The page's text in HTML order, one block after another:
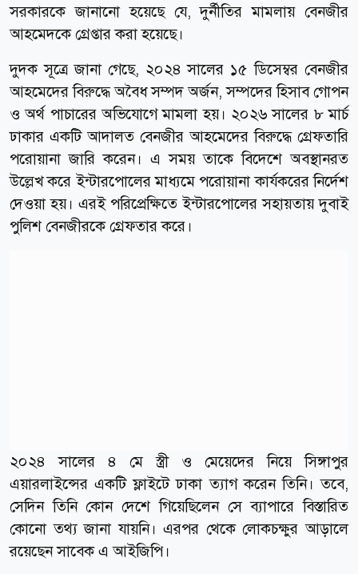
সরকারকে জানানো হয়েছে যে, দুর্নীতির মামলায় বেনজীর
আহমেদকে গ্রেপ্তার করা হয়েছে।
দুদক সূত্রে জানা গেছে, ২০২৪ সালের ১৫ ডিসেম্বর বেনজীর
আহমেদের বিরুদ্ধে অবৈধ সম্পদ অর্জন, সম্পদের হিসাব গোপন
ও অর্থ পাচারের অভিযোগে মামলা হয়। ২০২৬ সালের ৮ মার্চ
ঢাকার একটি আদালত বেনজীর আহমেদের বিরুদ্ধে গ্রেফতারি
পরোয়ানা জারি করেন। এ সময় তাকে বিদেশে অবস্থানরত
উল্লেখ করে ইন্টারপোলের মাধ্যমে পরোয়ানা কার্যকরের নির্দেশ
দেওয়া হয়। এরই পরিপ্রেক্ষিতে ইন্টারপোলের সহায়তায় দুবাই
পুলিশ বেনজীরকে গ্রেফতার করে।
২০২৪ সালের ৪ মে স্ত্রী ও মেয়েদের নিয়ে সিঙ্গাপুর
এয়ারলাইন্সের একটি ফ্লাইটে ঢাকা ত্যাগ করেন তিনি। তবে,
সেদিন তিনি কোন দেশে গিয়েছিলেন সে ব্যাপারে বিস্তারিত
কোনো তথ্য জানা যায়নি। এরপর থেকে লোকচক্ষুর আড়ালে
রয়েছেন সাবেক এ আইজিপি।